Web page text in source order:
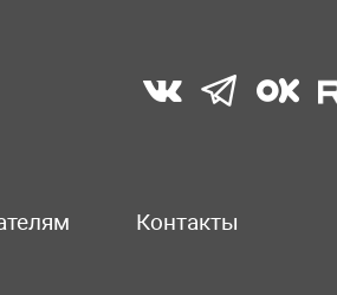
Контакты